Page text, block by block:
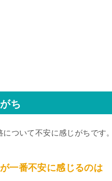
ち
ついて不安に感じがちです。
一番不安に感じるのは